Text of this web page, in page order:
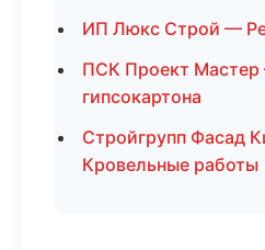
ИП Люкс Строй —
ПСК Проект
гипсокартона
Стройгрупп Фасад
Кровельные работы